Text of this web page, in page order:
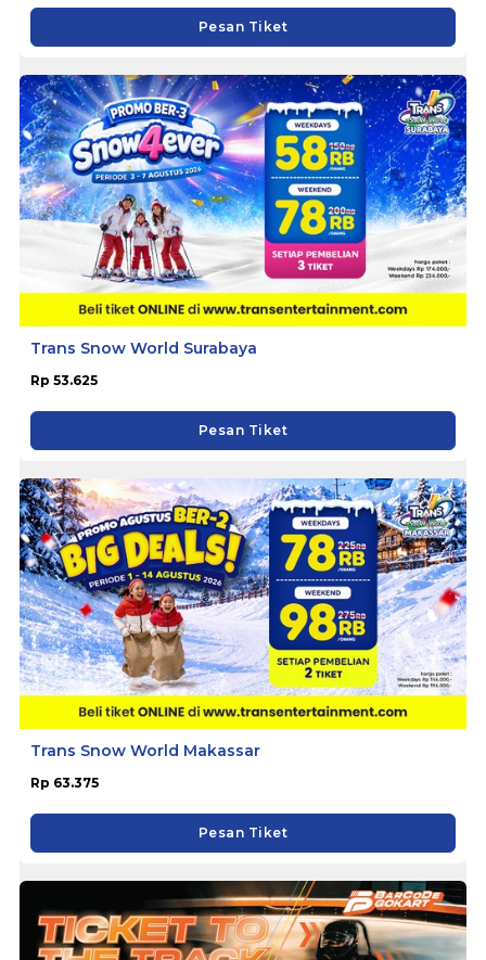
Pesan Tiket
Trans Snow World Surabaya
Rp 53.625
Pesan Tiket
Trans Snow World Makassar
Rp 63.375
Pesan Tiket